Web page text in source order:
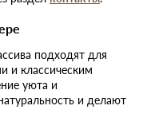
подходят для
и классическим
уюта и
и делают